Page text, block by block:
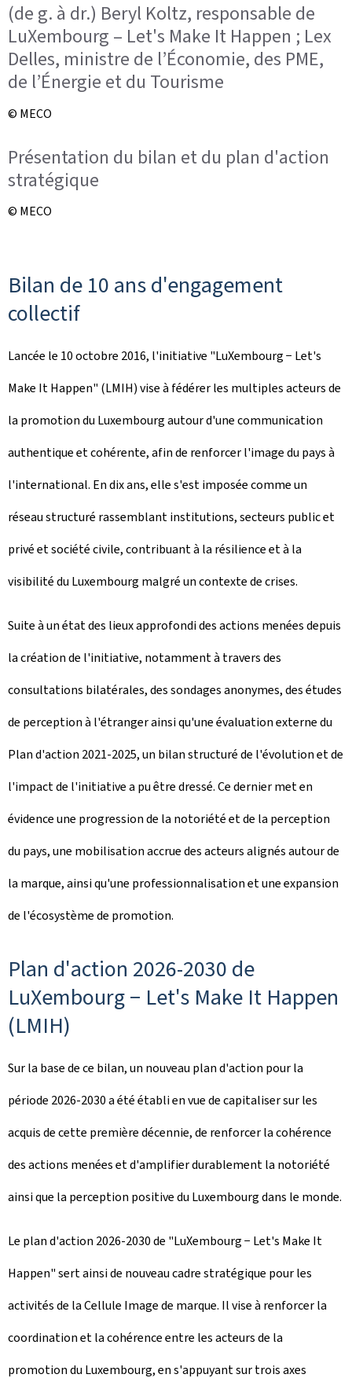
(de g. à dr.) Beryl Koltz, responsable de
LuXembourg – Let's Make It Happen ; Lex
Delles, ministre de l’Économie, des PME,
de l’Énergie et du Tourisme
© MECO
Présentation du bilan et du plan d'action
stratégique
© MECO
Bilan de 10 ans d'engagement
collectif
Lancée le 10 octobre 2016, l'initiative "LuXembourg − Let's
Make It Happen" (LMIH) vise à fédérer les multiples acteurs de
la promotion du Luxembourg autour d'une communication
authentique et cohérente, afin de renforcer l'image du pays à
l'international. En dix ans, elle s'est imposée comme un
réseau structuré rassemblant institutions, secteurs public et
privé et société civile, contribuant à la résilience et à la
visibilité du Luxembourg malgré un contexte de crises.
Suite à un état des lieux approfondi des actions menées depuis
la création de l'initiative, notamment à travers des
consultations bilatérales, des sondages anonymes, des études
de perception à l'étranger ainsi qu'une évaluation externe du
Plan d'action 2021-2025, un bilan structuré de l'évolution et de
l'impact de l'initiative a pu être dressé. Ce dernier met en
évidence une progression de la notoriété et de la perception
du pays, une mobilisation accrue des acteurs alignés autour de
la marque, ainsi qu'une professionnalisation et une expansion
de l'écosystème de promotion.
Plan d'action 2026-2030 de
LuXembourg − Let's Make It Happen
(LMIH)
Sur la base de ce bilan, un nouveau plan d'action pour la
période 2026-2030 a été établi en vue de capitaliser sur les
acquis de cette première décennie, de renforcer la cohérence
des actions menées et d'amplifier durablement la notoriété
ainsi que la perception positive du Luxembourg dans le monde.
Le plan d'action 2026-2030 de "LuXembourg − Let's Make It
Happen" sert ainsi de nouveau cadre stratégique pour les
activités de la Cellule Image de marque. Il vise à renforcer la
coordination et la cohérence entre les acteurs de la
promotion du Luxembourg, en s'appuyant sur trois axes